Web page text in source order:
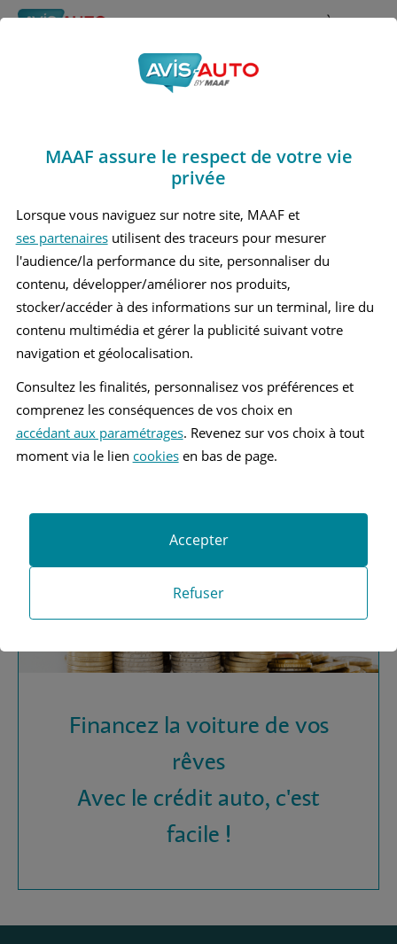
Rechercher À propos
Obtenir un devis d'assurance auto MAAF
Avis Honda Zr v
HONDA ZR V 1 GRAND SUV
Vous recherchez une
assurance automobile ?
Obtenez vos devis MAAF
Financez la voiture de vos
rêves
Avec le crédit auto, c'est
facile !
MAAF assure le respect de votre vie
privée
Lorsque vous naviguez sur notre site, MAAF et
ses partenairesutilisent des traceurs pour mesurer
l'audience/la performance du site, personnaliser du
contenu, développer/améliorer nos produits,
stocker/accéder à des informations sur un terminal, lire du
contenu multimédia et gérer la publicité suivant votre
navigation et géolocalisation.
Consultez les finalités, personnalisez vos préférences et
comprenez les conséquences de vos choix en
accédant aux paramétrages. Revenez sur vos choix à tout
moment via le lien cookiesen bas de page.
Refuser
Accepter